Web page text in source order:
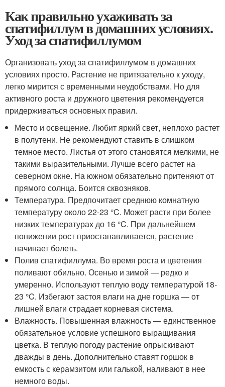
Как правильно ухаживать за
спатифиллум в домашних условиях.
Уход за спатифиллумом
Организовать уход за спатифиллумом в домашних
условиях просто. Растение не притязательно к уходу,
легко мирится с временными неудобствами. Но для
активного роста и дружного цветения рекомендуется
придерживаться основных правил.
Место и освещение. Любит яркий свет, неплохо растет
в полутени. Не рекомендуют ставить в слишком
темное место. Листья от этого становятся мелкими, не
такими выразительными. Лучше всего растет на
северном окне. На южном обязательно притеняют от
прямого солнца. Боится сквозняков.
Температура. Предпочитает среднюю комнатную
температуру около 22-23 °C. Может расти при более
низких температурах до 16 °C. При дальнейшем
понижении рост приостанавливается, растение
начинает болеть.
Полив спатифиллума. Во время роста и цветения
поливают обильно. Осенью и зимой — редко и
умеренно. Используют теплую воду температурой 18-
23 °C. Избегают застоя влаги на дне горшка — от
лишней влаги страдает корневая система.
Влажность. Повышенная влажность — единственное
обязательное условие успешного выращивания
цветка. В теплую погоду растение опрыскивают
дважды в день. Дополнительно ставят горшок в
емкость с керамзитом или галькой, наливают в нее
немного воды.